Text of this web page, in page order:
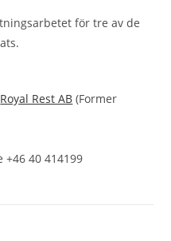
för tre av de
Royal Rest AB (Former
+46 40 414199